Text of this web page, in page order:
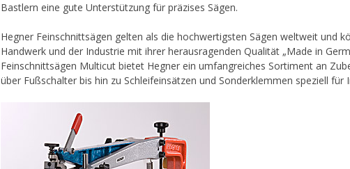
Bastlern eine gute Unterstützung für präzises Sägen.
Hegner Feinschnittsägen gelten als die hochwertigsten Sägen weltweit und
Handwerk und der Industrie mit ihrer herausragenden Qualität „Made in
Feinschnittsägen Multicut bietet Hegner ein umfangreiches Sortiment an
über Fußschalter bis hin zu Schleifeinsätzen und Sonderklemmen speziell für